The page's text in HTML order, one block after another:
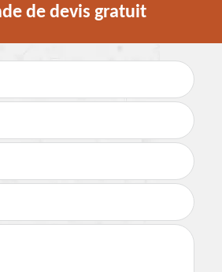
de devis gratuit